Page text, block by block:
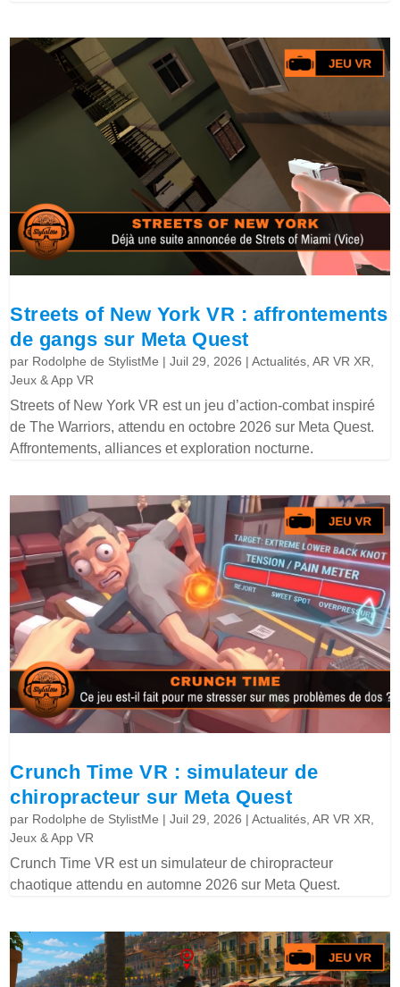
Streets of New York VR : affrontements
de gangs sur Meta Quest
par Rodolphe de StylistMe |Juil 29, 2026 |Actualités ,AR VR XR
Jeux & App VR
Streets of New York VR est un jeu d’action-combat inspiré
de The Warriors, attendu en octobre 2026 sur Meta Quest.
Affrontements, alliances et exploration nocturne.
Crunch Time VR : simulateur de
chiropracteur sur Meta Quest
par Rodolphe de StylistMe |Juil 29, 2026 |Actualités ,AR VR XR
Jeux & App VR
Crunch Time VR est un simulateur de chiropracteur
chaotique attendu en automne 2026 sur Meta Quest.